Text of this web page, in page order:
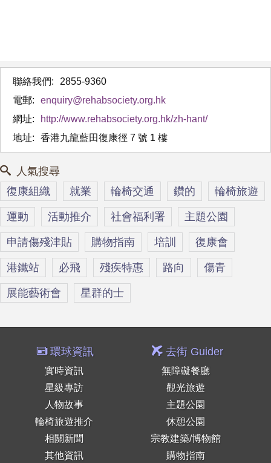
聯絡我們:
2855-9360
電郵:
enquiry@rehabsociety.org.hk
網址:
http://www.rehabsociety.org.hk/zh-hant/
地址:
香港九龍藍田復康徑 7 號 1 樓
人氣搜尋
復康組織 就業 輪椅交通 鑽的 輪椅旅遊
運動 活動推介 社會福利署 主題公園
申請傷殘津貼 購物指南 培訓 復康會
港鐵站 必飛 殘疾特惠 路向 傷青
展能藝術會 星群的士
環球資訊
實時資訊
星級專訪
人物故事
輪椅旅遊推介
相關新聞
其他資訊
去街 Guider
無障礙餐廳
觀光旅遊
主題公園
休憩公園
宗教建築/博物館
購物指南